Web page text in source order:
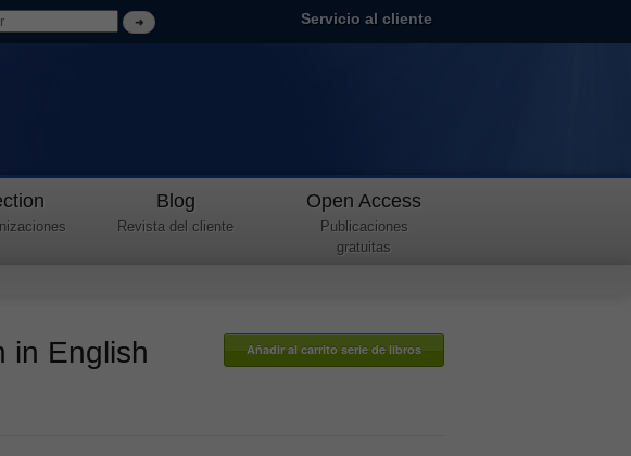
Servicio al cliente
Blog
Revista del cliente
Open Access
Publicaciones
gratuitas
in English